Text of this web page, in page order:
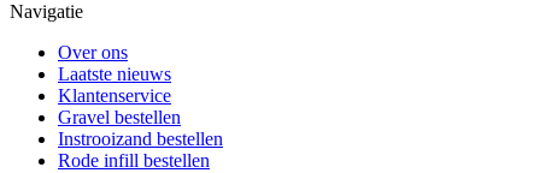
Navigatie
Over ons
Laatste nieuws
Klantenservice
Gravel bestellen
Instrooizand bestellen
Rode infill bestellen